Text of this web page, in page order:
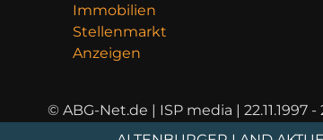
Immobilien
Stellenmarkt
Anzeigen
© ABG-Net.de | ISP media | 22.11.1997 -